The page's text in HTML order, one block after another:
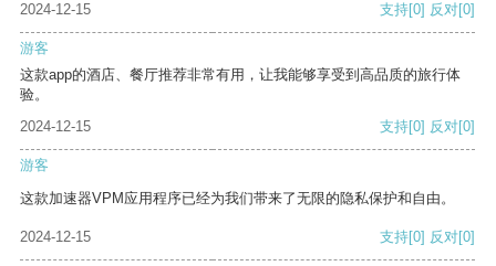
2024-12-15 支持[0] 反对[0]
游客
这款app的酒店、餐厅推荐非常有用，让我能够享受到高品质的旅行体
验。
2024-12-15
支持[0] 反对[0]
游客
这款加速器VPM应用程序已经为我们带来了无限的隐私保护和自由。
2024-12-15 支持[0] 反对[0]